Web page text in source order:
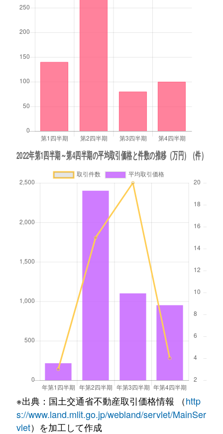
※出典：国土交通省不動産取引価格情報 （http
s://www.land.mlit.go.jp/webland/servlet/MainSer
vlet）を加工して作成